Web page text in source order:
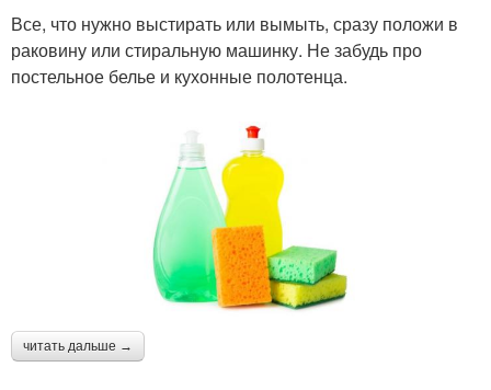
Все, что нужно выстирать или вымыть, сразу положи в
раковину или стиральную машинку. Не забудь про
постельное белье и кухонные полотенца.
читать дальше →